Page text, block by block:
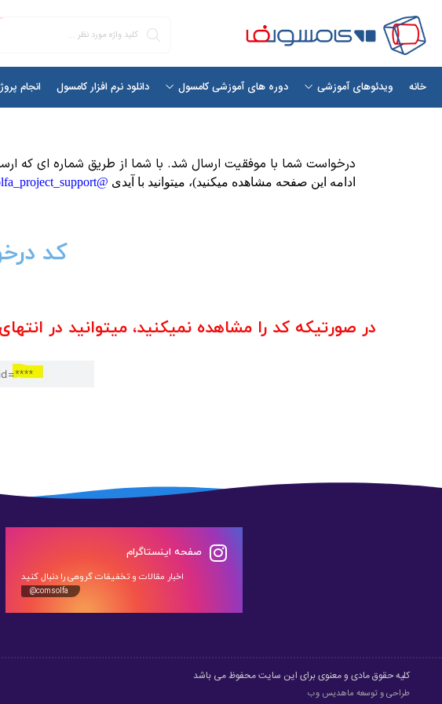
خانه ویدئوهای آموزشی دوره های آموزشی کامسول دانلود نرم افزار کامسول انجام
درخواست شما با موفقیت ارسال شد. با شما از طریق شماره ای که
ادامه این صفحه مشاهده میکنید)، میتوانید با آیدی @comsolfa_project_support
کد
در صورتیکه کد را مشاهده نمیکنید، میتوانید در
صفحه اینستاگرام
اخبار مقالات و تخفیفات گروهی را دنبال کنید
@comsolfa
کلیه حقوق مادی و معنوی برای این سایت محفوظ می باشد
طراحی و توسعه ماهدیس وب